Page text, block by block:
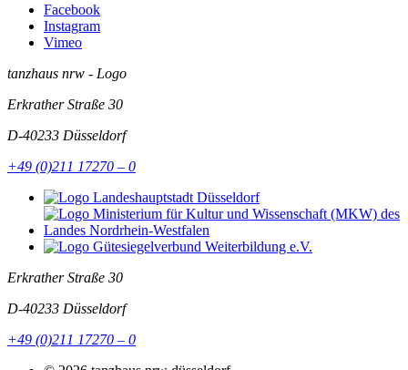
Facebook
Instagram
Vimeo
tanzhaus nrw - Logo
Erkrather Straße 30
D-40233 Düsseldorf
+49 (0)211 17270 – 0
Erkrather Straße 30
D-40233 Düsseldorf
+49 (0)211 17270 – 0